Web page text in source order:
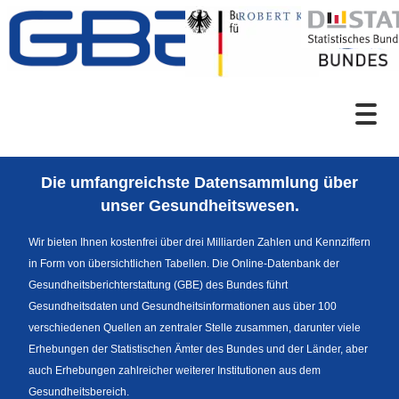
Zum Inhalt
Sprachumschaltung
News
Die umfangreichste Datensammlung über
unser Gesundheitswesen.
Wir bieten Ihnen kostenfrei über drei Milliarden Zahlen und Kennziffern
in Form von übersichtlichen Tabellen. Die Online-Datenbank der
Gesundheitsberichterstattung (GBE) des Bundes führt
Gesundheitsdaten und Gesundheitsinformationen aus über 100
verschiedenen Quellen an zentraler Stelle zusammen, darunter viele
Erhebungen der Statistischen Ämter des Bundes und der Länder, aber
auch Erhebungen zahlreicher weiterer Institutionen aus dem
Gesundheitsbereich.